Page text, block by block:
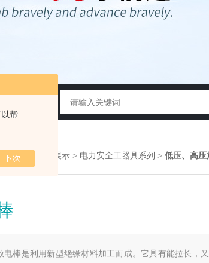
帮
>首页 产品展示 > 电力安全工器具系列 > 低压、高压
电棒是利用新型绝缘材料加工而成。它具有能拉长，